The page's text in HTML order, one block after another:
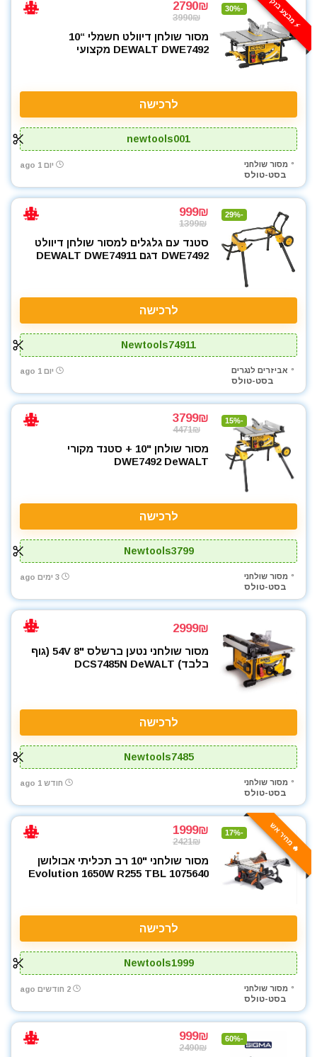
בוקסות הינע 1/2"
בוקסות הינע 1/4"
ביטים, מקדחים ובוקסות
גנרטורים ותחנות כח
טרימר / ראוטר
כלי אינסטלציה
כלי גינון
כלי שינוע ועגלות
כלים ידניים
כלים לחשמלאים
להבים ומתכלים
מאוורר טכני
מברגונים נטענים
מברגות מקדחות ומברגונים
מברגת אימפקט
מברגת פוטר קלאץ'
מדחס / קומפרסור
מולטיטול
מטען סוללות קירי
מכונת צביעה אירלס
מכונת שטיפה בלחץ
מלטשת סרט
מלטשת קירות / גבס
מסור אנכי
מסור גרונג
מסור וידיה
מסור חרב
מסור עגול
מסור שורף
מסור שרשרת
מסורים
מסרק דשא סינטטי
מערבל דבק / צבע
מפוח עלים
מפתח רטיטה 3/4"
מקצוע חשמלי
מקצועות
משאבה טבולה
משחזת זווית
משחזת ציר
⚡️ מבצע בזק -30%
2790₪
3990₪
מסור שולחן דיוולט חשמלי “10
DEWALT DWE7492 מקצועי
לרכישה
newtools001
מסור שולחני
בסט-טולס
יום 1 ago
-29%
999₪
1399₪
סטנד עם גלגלים למסור שולחן דיוולט
DWE7492 דגם DEWALT DWE74911
לרכישה
Newtools74911
אביזרים לנגרים
בסט-טולס
יום 1 ago
-15%
3799₪
4471₪
מסור שולחן "10 + סטנד מקורי
DWE7492 DeWALT
לרכישה
Newtools3799
מסור שולחני
בסט-טולס
3 ימים ago
2999₪
מסור שולחני נטען ברשלס "8 54V (גוף
בלבד) DCS7485N DeWALT
לרכישה
Newtools7485
מסור שולחני
בסט-טולס
חודש 1 ago
🔥 מחיר אש -17%
1999₪
2421₪
מסור שולחני "10 רב תכליתי אבולושן
Evolution 1650W R255 TBL 1075640
לרכישה
Newtools1999
מסור שולחני
בסט-טולס
2 חודשים ago
-60%
999₪
2490₪